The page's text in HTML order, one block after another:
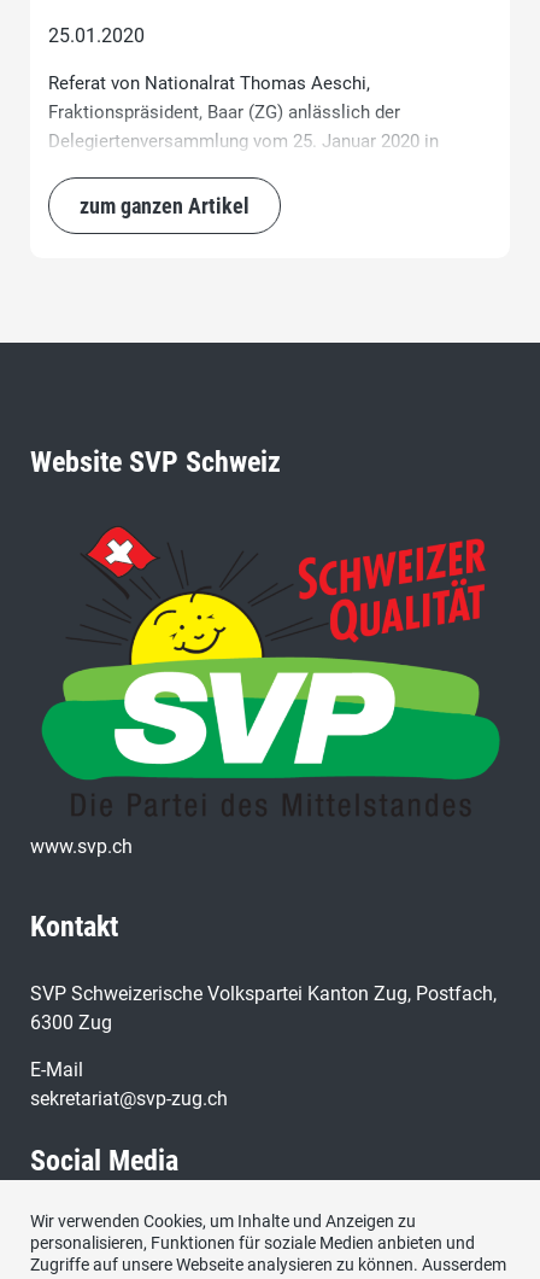
25.01.2020
Referat von Nationalrat Thomas Aeschi,
Fraktionspräsident, Baar (ZG) anlässlich der
Delegiertenversammlung vom 25. Januar 2020 in
zum ganzen Artikel
Website SVP Schweiz
www.svp.ch
Kontakt
SVP Schweizerische Volkspartei Kanton Zug, Postfach,
6300 Zug
E-Mail
sekretariat@svp-zug.ch
Social Media
Besuchen Sie uns bei:
Wir verwenden Cookies, um Inhalte und Anzeigen zu
personalisieren, Funktionen für soziale Medien anbieten und
Zugriffe auf unsere Webseite analysieren zu können. Ausserdem